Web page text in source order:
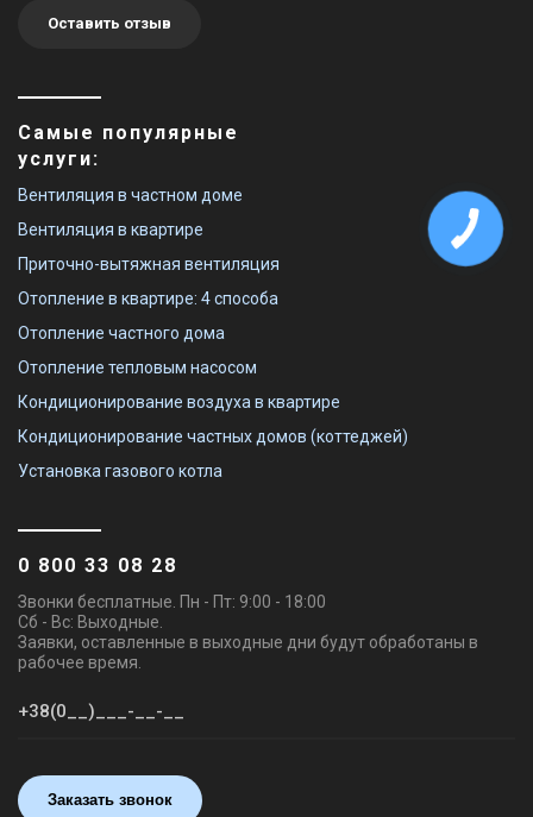
Оставить отзыв
Самые популярные
услуги:
Вентиляция в частном доме
Вентиляция в квартире
Приточно-вытяжная вентиляция
Отопление в квартире: 4 способа
Отопление частного дома
Отопление тепловым насосом
Кондиционирование воздуха в квартире
Кондиционирование частных домов (коттеджей)
Установка газового котла
0 800 33 08 28
Звонки бесплатные. Пн - Пт: 9:00 - 18:00
Сб - Вс: Выходные.
Заявки, оставленные в выходные дни будут обработаны в
рабочее время.
Заказать звонок